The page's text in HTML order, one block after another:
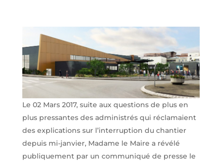
Le 02 Mars 2017, suite aux questions de plus en
plus pressantes des administrés qui réclamaient
des explications sur l’interruption du chantier
depuis mi-janvier, Madame le Maire a révélé
publiquement par un communiqué de presse le